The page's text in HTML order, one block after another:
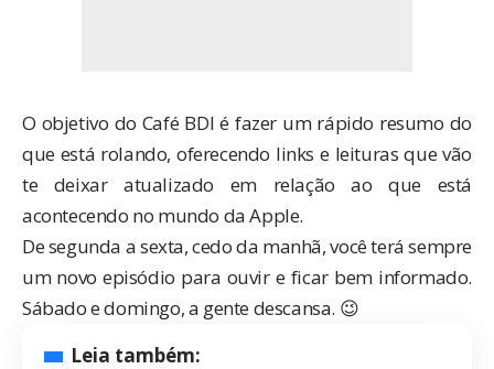
O objetivo do Café BDI é fazer um rápido resumo do
que está rolando, oferecendo links e leituras que vão
te deixar atualizado em relação ao que está
acontecendo no mundo da Apple.
De segunda a sexta, cedo da manhã, você terá sempre
um novo episódio para ouvir e ficar bem informado.
Sábado e domingo, a gente descansa. 😉
Leia também: